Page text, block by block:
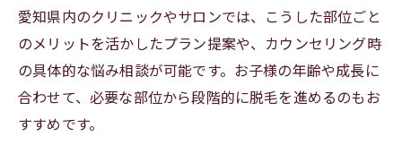
愛知県内のクリニックやサロンでは、こうした部位ごと
のメリットを活かしたプラン提案や、カウンセリング時
の具体的な悩み相談が可能です。お子様の年齢や成長に
合わせて、必要な部位から段階的に脱毛を進めるのもお
すすめです。